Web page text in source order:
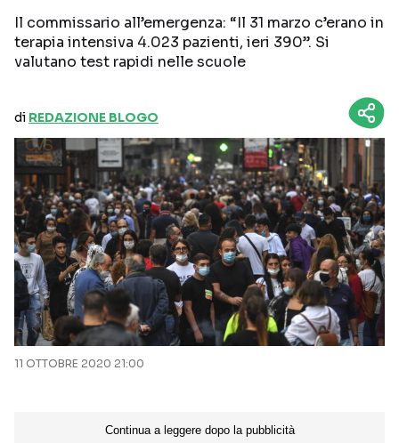
Il commissario all’emergenza: “Il 31 marzo c’erano in
terapia intensiva 4.023 pazienti, ieri 390”. Si
valutano test rapidi nelle scuole
di REDAZIONE BLOGO
11 OTTOBRE 2020 21:00